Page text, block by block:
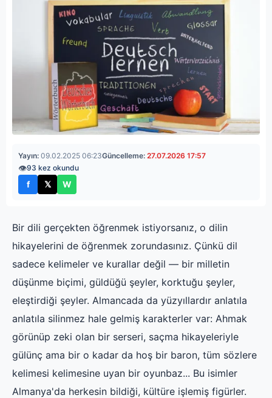
Yayın: 09.02.2025 06:23Güncelleme: 27.07.2026 17:57
👁93 kez okundu
Facebook'ta paylaş
f
X'te paylaş
𝕏
WhatsApp'ta paylaş
W
Bir dili gerçekten öğrenmek istiyorsanız, o dilin
hikayelerini de öğrenmek zorundasınız. Çünkü dil
sadece kelimeler ve kurallar değil — bir milletin
düşünme biçimi, güldüğü şeyler, korktuğu şeyler,
eleştirdiği şeyler. Almancada da yüzyıllardır anlatıla
anlatıla silinmez hale gelmiş karakterler var: Ahmak
görünüp zeki olan bir serseri, saçma hikayeleriyle
gülünç ama bir o kadar da hoş bir baron, tüm sözlere
kelimesi kelimesine uyan bir oyunbaz... Bu isimler
Almanya'da herkesin bildiği, kültüre işlemiş figürler.